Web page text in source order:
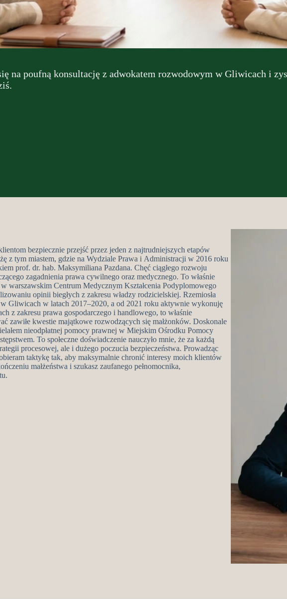
na poufną konsultację z adwokatem rozwodowym w Gliwicach i
bezpiecznie przejść przez jeden z najtrudniejszych etapów
z tym miastem, gdzie na Wydziale Prawa i Administracji w 2016 roku
prof. dr. hab. Maksymiliana Pazdana. Chęć ciągłego rozwoju
zagadnienia prawa cywilnego oraz medycznego. To właśnie
warszawskim Centrum Medycznym Kształcenia Podyplomowego
opinii biegłych z zakresu władzy rodzicielskiej. Rzemiosła
Gliwicach w latach 2017–2020, a od 2021 roku aktywnie wykonuję
z zakresu prawa gospodarczego i handlowego, to właśnie
zawiłe kwestie majątkowe rozwodzących się małżonków. Doskonale
nieodpłatnej pomocy prawnej w Miejskim Ośrodku Pomocy
To społeczne doświadczenie nauczyło mnie, że za każdą
procesowej, ale i dużego poczucia bezpieczeństwa. Prowadząc
taktykę tak, aby maksymalnie chronić interesy moich klientów
małżeństwa i szukasz zaufanego pełnomocnika,